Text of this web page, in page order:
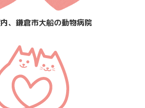
、鎌倉市大船の動物病院